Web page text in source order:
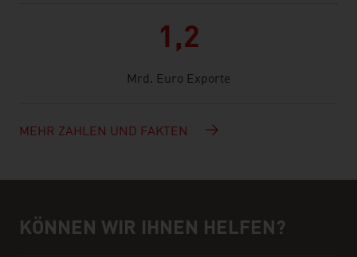
1,2
Mrd. Euro Exporte
MEHR ZAHLEN UND FAKTEN
Hilfe und Ansprechpartner
KÖNNEN WIR IHNEN HELFEN?